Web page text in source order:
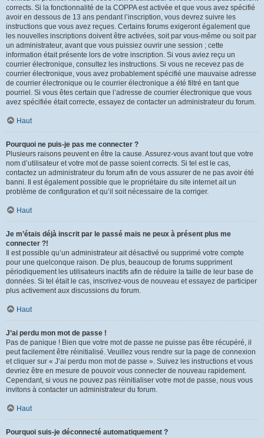
corrects. Si la fonctionnalité de la COPPA est activée et que vous avez spécifié
avoir en dessous de 13 ans pendant l’inscription, vous devrez suivre les
instructions que vous avez reçues. Certains forums exigeront également que
les nouvelles inscriptions doivent être activées, soit par vous-même ou soit par
un administrateur, avant que vous puissiez ouvrir une session ; cette
information était présente lors de votre inscription. Si vous aviez reçu un
courrier électronique, consultez les instructions. Si vous ne recevez pas de
courrier électronique, vous avez probablement spécifié une mauvaise adresse
de courrier électronique ou le courrier électronique a été filtré en tant que
pourriel. Si vous êtes certain que l’adresse de courrier électronique que vous
avez spécifiée était correcte, essayez de contacter un administrateur du forum.
Haut
Pourquoi ne puis-je pas me connecter ?
Plusieurs raisons peuvent en être la cause. Assurez-vous avant tout que votre
nom d’utilisateur et votre mot de passe soient corrects. Si tel est le cas,
contactez un administrateur du forum afin de vous assurer de ne pas avoir été
banni. Il est également possible que le propriétaire du site internet ait un
problème de configuration et qu’il soit nécessaire de la corriger.
Haut
Je m’étais déjà inscrit par le passé mais ne peux à présent plus me
connecter ?!
Il est possible qu’un administrateur ait désactivé ou supprimé votre compte
pour une quelconque raison. De plus, beaucoup de forums suppriment
périodiquement les utilisateurs inactifs afin de réduire la taille de leur base de
données. Si tel était le cas, inscrivez-vous de nouveau et essayez de participer
plus activement aux discussions du forum.
Haut
J’ai perdu mon mot de passe !
Pas de panique ! Bien que votre mot de passe ne puisse pas être récupéré, il
peut facilement être réinitialisé. Veuillez vous rendre sur la page de connexion
et cliquer sur « J’ai perdu mon mot de passe ». Suivez les instructions et vous
devriez être en mesure de pouvoir vous connecter de nouveau rapidement.
Cependant, si vous ne pouvez pas réinitialiser votre mot de passe, nous vous
invitons à contacter un administrateur du forum.
Haut
Pourquoi suis-je déconnecté automatiquement ?